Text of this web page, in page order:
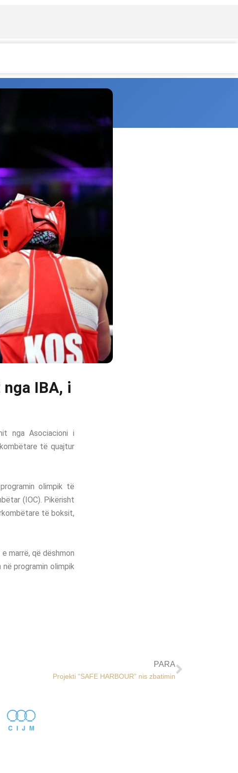
IBA, i
nga Asociacioni i
të quajtur
olimpik të
(IOC). Pikërisht
të boksit,
marrë, që dëshmon
programin olimpik
PARA
Projekti “SAFE HARBOUR” nis zbatimin